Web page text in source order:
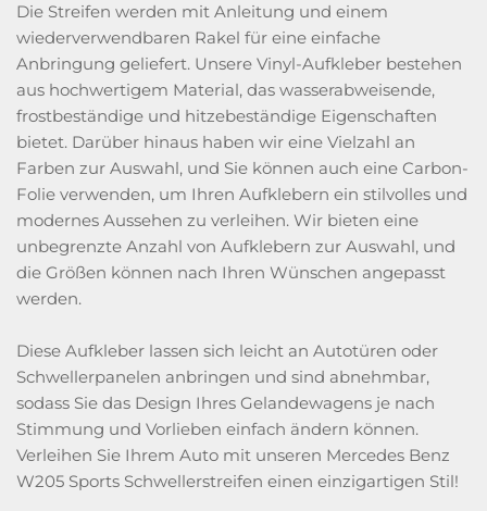
Die Streifen werden mit Anleitung und einem
wiederverwendbaren Rakel für eine einfache
Anbringung geliefert. Unsere Vinyl-Aufkleber bestehen
aus hochwertigem Material, das wasserabweisende,
frostbeständige und hitzebeständige Eigenschaften
bietet. Darüber hinaus haben wir eine Vielzahl an
Farben zur Auswahl, und Sie können auch eine Carbon-
Folie verwenden, um Ihren Aufklebern ein stilvolles und
modernes Aussehen zu verleihen. Wir bieten eine
unbegrenzte Anzahl von Aufklebern zur Auswahl, und
die Größen können nach Ihren Wünschen angepasst
werden.
Diese Aufkleber lassen sich leicht an Autotüren oder
Schwellerpanelen anbringen und sind abnehmbar,
sodass Sie das Design Ihres Gelandewagens je nach
Stimmung und Vorlieben einfach ändern können.
Verleihen Sie Ihrem Auto mit unseren Mercedes Benz
W205 Sports Schwellerstreifen einen einzigartigen Stil!